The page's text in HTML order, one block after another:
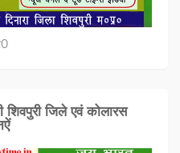
शिवपुरी जिले एवं कोलारस